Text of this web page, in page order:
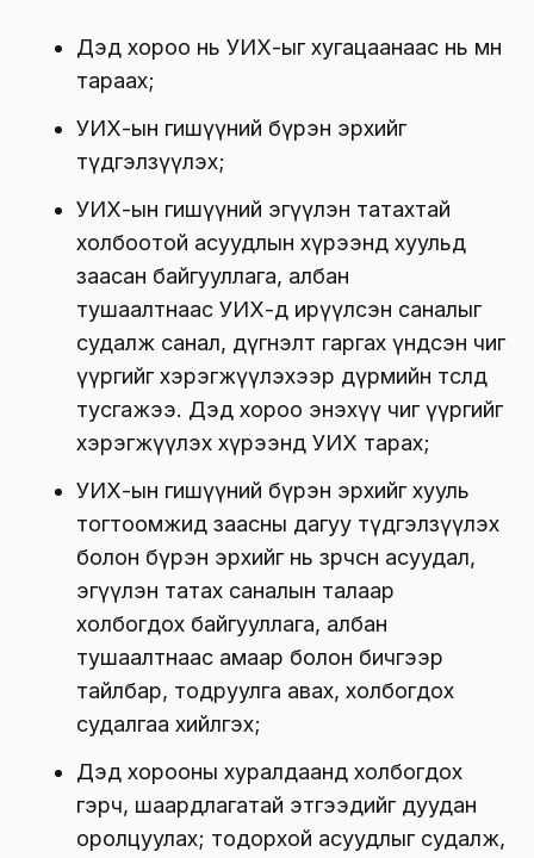
Дэд хороо нь УИХ-ыг хугацаанаас нь өмнө
тараах;
УИХ-ын гишүүний бүрэн эрхийг
түдгэлзүүлэх;
УИХ-ын гишүүний эгүүлэн татахтай
холбоотой асуудлын хүрээнд хуульд
заасан байгууллага, албан
тушаалтнаас УИХ-д ирүүлсэн саналыг
судалж санал, дүгнэлт гаргах үндсэн чиг
үүргийг хэрэгжүүлэхээр дүрмийн төсөлд
тусгажээ. Дэд хороо энэхүү чиг үүргийг
хэрэгжүүлэх хүрээнд УИХ тарах;
УИХ-ын гишүүний бүрэн эрхийг хууль
тогтоомжид заасны дагуу түдгэлзүүлэх
болон бүрэн эрхийг нь зөрчсөн асуудал,
эгүүлэн татах саналын талаар
холбогдох байгууллага, албан
тушаалтнаас амаар болон бичгээр
тайлбар, тодруулга авах, холбогдох
судалгаа хийлгэх;
Дэд хорооны хуралдаанд холбогдох
гэрч, шаардлагатай этгээдийг дуудан
оролцуулах; тодорхой асуудлыг судалж,